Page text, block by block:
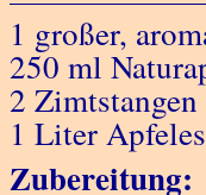
1 großer,
250 ml
2 Zimtstangen
1 Liter
Zubereitung: